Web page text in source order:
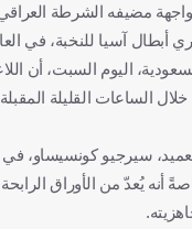
السعودية العراق
مضيفه الشرطة
أبطال آسيا للنخبة، في
اليوم السبت، أن
الساعات القليلة
سيرجيو كونسيساو،
أنه يُعدّ من الأوراق